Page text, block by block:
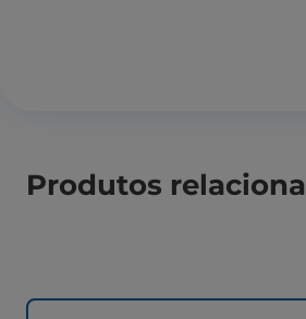
Produtos